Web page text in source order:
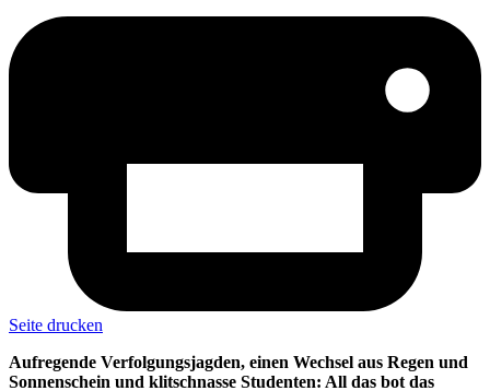
Seite drucken
Aufregende Verfolgungsjagden, einen Wechsel aus Regen und
Sonnenschein und klitschnasse Studenten: All das bot das